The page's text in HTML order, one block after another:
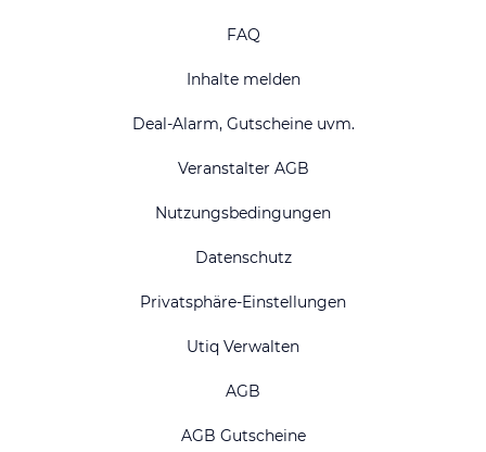
FAQ
Inhalte melden
Deal-Alarm, Gutscheine uvm.
Veranstalter AGB
Nutzungsbedingungen
Datenschutz
Privatsphäre-Einstellungen
Utiq Verwalten
AGB
AGB Gutscheine